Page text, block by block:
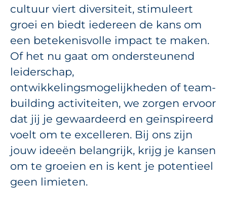
cultuur viert diversiteit, stimuleert
groei en biedt iedereen de kans om
een betekenisvolle impact te maken.
Of het nu gaat om ondersteunend
leiderschap,
ontwikkelingsmogelijkheden of team-
building activiteiten, we zorgen ervoor
dat jij je gewaardeerd en geïnspireerd
voelt om te excelleren. Bij ons zijn
jouw ideeën belangrijk, krijg je kansen
om te groeien en is kent je potentieel
geen limieten.